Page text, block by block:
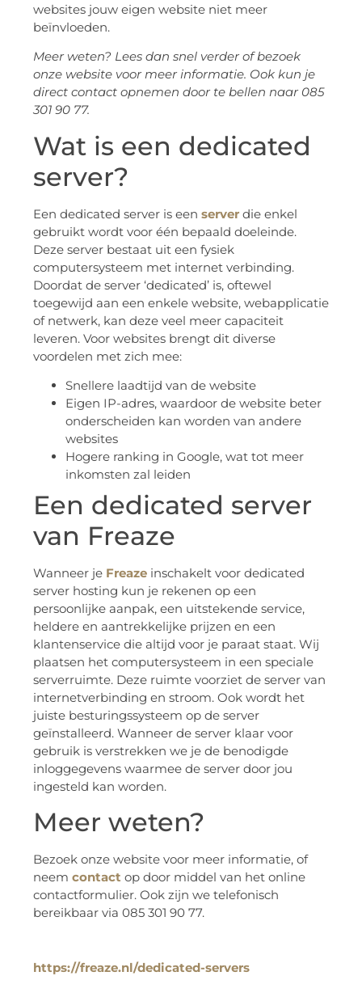
websites jouw eigen website niet meer
beïnvloeden.
Meer weten? Lees dan snel verder of bezoek
onze website voor meer informatie. Ook kun je
direct contact opnemen door te bellen naar 085
301 90 77.
Wat is een dedicated
server?
Een dedicated server is een server die enkel
gebruikt wordt voor één bepaald doeleinde.
Deze server bestaat uit een fysiek
computersysteem met internet verbinding.
Doordat de server ‘dedicated’ is, oftewel
toegewijd aan een enkele website, webapplicatie
of netwerk, kan deze veel meer capaciteit
leveren. Voor websites brengt dit diverse
voordelen met zich mee:
Snellere laadtijd van de website
Eigen IP-adres, waardoor de website beter
onderscheiden kan worden van andere
websites
Hogere ranking in Google, wat tot meer
inkomsten zal leiden
Een dedicated server
van Freaze
Wanneer je Freaze inschakelt voor dedicated
server hosting kun je rekenen op een
persoonlijke aanpak, een uitstekende service,
heldere en aantrekkelijke prijzen en een
klantenservice die altijd voor je paraat staat. Wij
plaatsen het computersysteem in een speciale
serverruimte. Deze ruimte voorziet de server van
internetverbinding en stroom. Ook wordt het
juiste besturingssysteem op de server
geïnstalleerd. Wanneer de server klaar voor
gebruik is verstrekken we je de benodigde
inloggegevens waarmee de server door jou
ingesteld kan worden.
Meer weten?
Bezoek onze website voor meer informatie, of
neem contact op door middel van het online
contactformulier. Ook zijn we telefonisch
bereikbaar via 085 301 90 77.
https://freaze.nl/dedicated-servers